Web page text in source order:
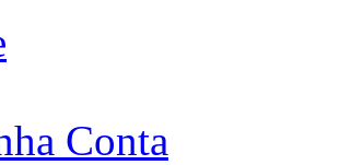
Conta